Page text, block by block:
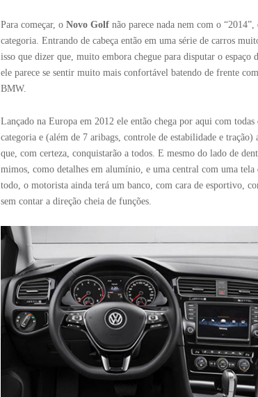
Para começar, oNovo Golfnão parece nada nem com o
categoria. Entrando de cabeça então em uma série de carros
isso que dizer que, muito embora chegue para disputar o espaço
ele parece se sentir muito mais confortável batendo de frente
BMW.
Lançado na Europa em 2012 ele então chega por aqui com
categoria e (além de 7 aribags, controle de estabilidade e tração)
que, com certeza, conquistarão a todos. E mesmo do lado de
mimos, como detalhes em alumínio, e uma central com uma
todo, o motorista ainda terá um banco, com cara de esportivo,
sem contar a direção cheia de funções.